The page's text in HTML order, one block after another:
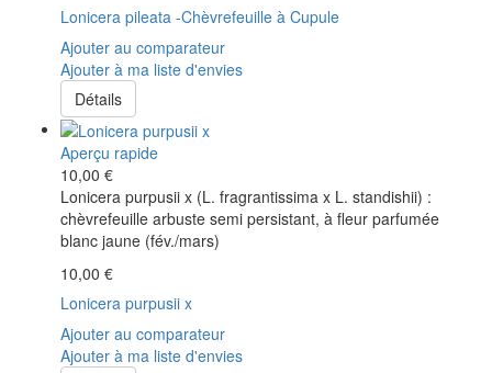
Lonicera pileata -Chèvrefeuille à Cupule
Ajouter au comparateur
Ajouter à ma liste d'envies
Détails
Aperçu rapide
10,00 €
Lonicera purpusii x (L. fragrantissima x L. standishii) :
chèvrefeuille arbuste semi persistant, à fleur parfumée
blanc jaune (fév./mars)
10,00 €
Lonicera purpusii x
Ajouter au comparateur
Ajouter à ma liste d'envies